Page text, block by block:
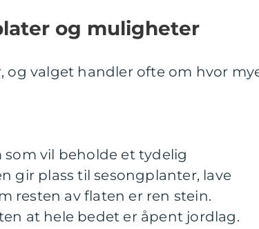
og muligheter
og valget handler ofte om hvor
vil beholde et tydelig
gir plass til sesongplanter, lave
resten av flaten er ren stein.
at hele bedet er åpent jordlag.